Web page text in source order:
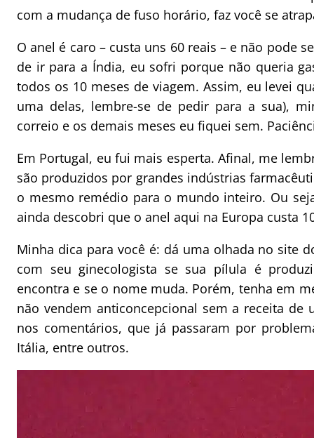
com a mudança de fuso horário, faz você se
O anel é caro – custa uns 60 reais – e não pode
de ir para a Índia, eu sofri porque não queria
todos os 10 meses de viagem. Assim, eu levei
uma delas, lembre-se de pedir para a sua),
correio e os demais meses eu fiquei sem.
Em Portugal, eu fui mais esperta. Afinal, me
são produzidos por grandes indústrias
o mesmo remédio para o mundo inteiro. Ou
ainda descobri que o anel aqui na Europa custa
Minha dica para você é: dá uma olhada no site
com seu ginecologista se sua pílula é
encontra e se o nome muda. Porém, tenha em
não vendem anticoncepcional sem a receita
nos comentários, que já passaram por
Itália, entre outros.